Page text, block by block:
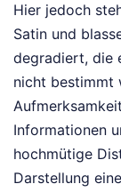
Hier jedoch
Satin und
degradiert, die
nicht bestimmt
Informationen
hochmütige
Darstellung